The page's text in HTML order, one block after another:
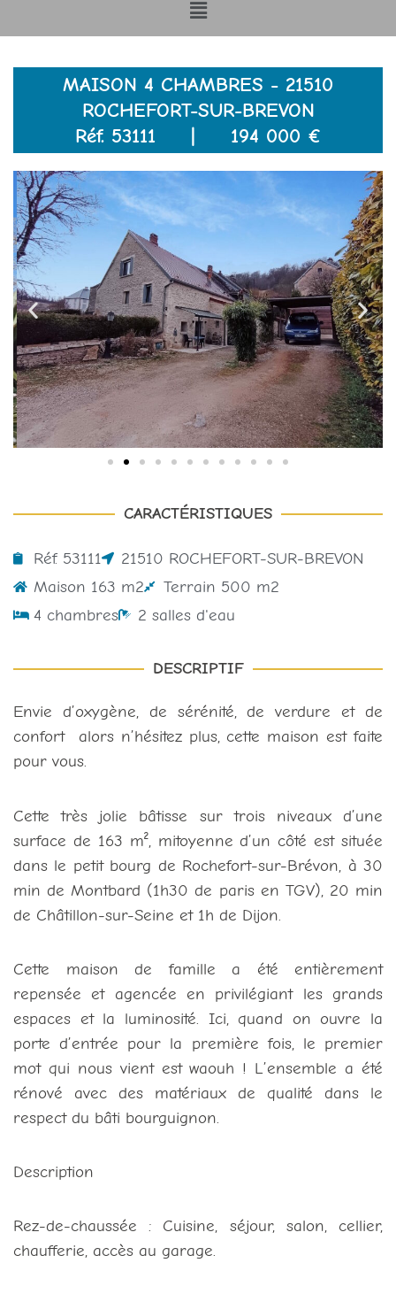
MAISON 4 CHAMBRES - 21510
ROCHEFORT-SUR-BREVON
Réf. 53111 | 194 000 €
CARACTÉRISTIQUES
Réf. 53111
21510 ROCHEFORT-SUR-BREVON
Maison 163 m2
Terrain 500 m2
4 chambres
2 salles d'eau
DESCRIPTIF
Envie d’oxygène, de sérénité, de verdure et de
confort alors n’hésitez plus, cette maison est faite
pour vous.
Cette très jolie bâtisse sur trois niveaux d’une
surface de 163 m², mitoyenne d’un côté est située
dans le petit bourg de Rochefort-sur-Brévon, à 30
min de Montbard (1h30 de paris en TGV), 20 min
de Châtillon-sur-Seine et 1h de Dijon.
Cette maison de famille a été entièrement
repensée et agencée en privilégiant les grands
espaces et la luminosité. Ici, quand on ouvre la
porte d’entrée pour la première fois, le premier
mot qui nous vient est waouh ! L’ensemble a été
rénové avec des matériaux de qualité dans le
respect du bâti bourguignon.
Description
Rez-de-chaussée : Cuisine, séjour, salon, cellier,
chaufferie, accès au garage.